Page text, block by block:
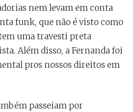
nem levam em conta
funk, que não é visto como
uma travesti preta
Além disso, a Fernanda foi
pros nossos direitos em
passeiam por